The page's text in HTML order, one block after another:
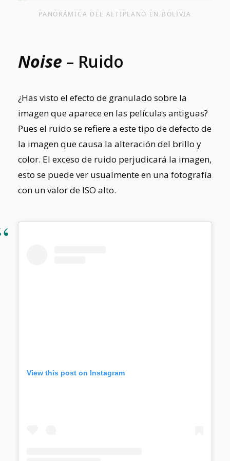
PANORÁMICA DEL ALTIPLANO EN BOLIVIA
Noise – Ruido
¿Has visto el efecto de granulado sobre la
imagen que aparece en las películas antiguas?
Pues el ruido se refiere a este tipo de defecto de
la imagen que causa la alteración del brillo y
color. El exceso de ruido perjudicará la imagen,
esto se puede ver usualmente en una fotografía
con un valor de ISO alto.
View this post on Instagram